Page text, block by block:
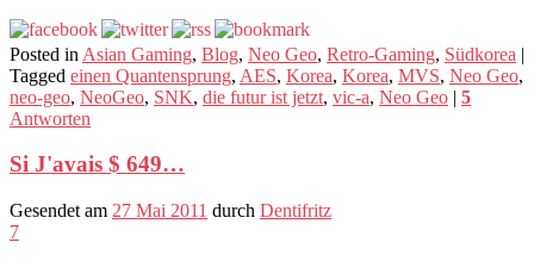
Posted in Asian Gaming, Blog, Neo Geo, Retro-Gaming, Südkorea |
Tagged einen Quantensprung, AES, Korea, Korea, MVS, Neo Geo,
neo-geo, NeoGeo, SNK, die futur ist jetzt, vic-a, Neo Geo | 5
Antworten
Si J'avais $ 649…
Gesendet am 27 Mai 2011 durch Dentifritz
7